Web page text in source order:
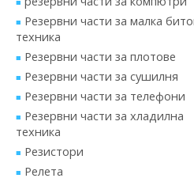
Резервни части за малка
техника
Резервни части за плотове
Резервни части за сушилня
Резервни части за телефони
Резервни части за хладилна
техника
Резистори
Релета